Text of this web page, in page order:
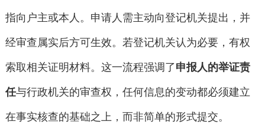
指向户主或本人。申请人需主动向登记机关提出，并
经审查属实后方可生效。若登记机关认为必要，有权
索取相关证明材料。这一流程强调了申报人的举证责
任与行政机关的审查权，任何信息的变动都必须建立
在事实核查的基础之上，而非简单的形式提交。